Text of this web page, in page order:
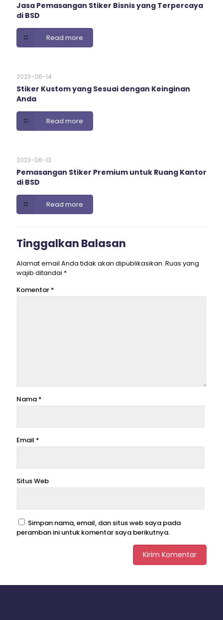
Jasa Pemasangan Stiker Bisnis yang Terpercaya
di BSD
Read more
2023-06-14
Stiker Kustom yang Sesuai dengan Keinginan
Anda
Read more
2023-06-13
Pemasangan Stiker Premium untuk Ruang Kantor
di BSD
Read more
Tinggalkan Balasan
Alamat email Anda tidak akan dipublikasikan. Ruas yang
wajib ditandai *
Komentar *
Nama *
Email *
Situs Web
Simpan nama, email, dan situs web saya pada
peramban ini untuk komentar saya berikutnya.